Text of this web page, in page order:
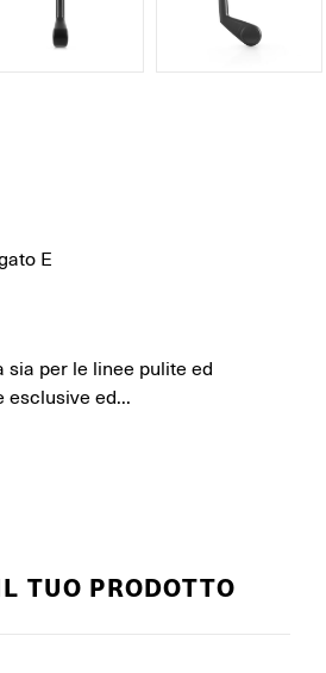
E
sia per le linee pulite ed
esclusive ed...
TUO PRODOTTO